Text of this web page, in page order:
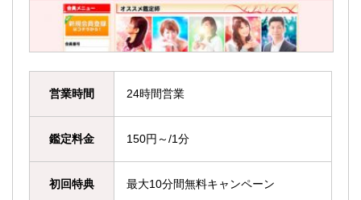
営業時間 24時間営業
鑑定料金 150円～/1分
初回特典 最大10分間無料キャンペーン